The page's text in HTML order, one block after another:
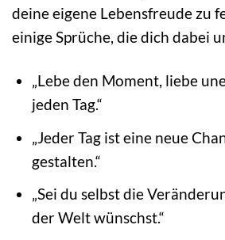
deine eigene Lebensfreude zu
einige Sprüche, die dich dabei
„Lebe den Moment, liebe
jeden Tag.“
„Jeder Tag ist eine neue
gestalten.“
„Sei du selbst die
der Welt wünschst.“